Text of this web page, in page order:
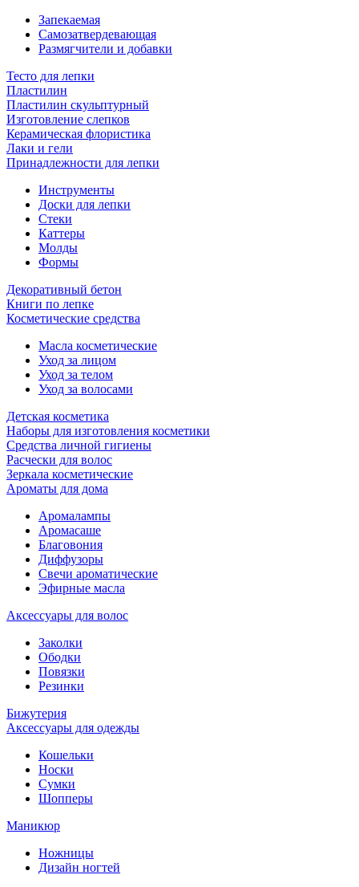
Запекаемая
Самозатвердевающая
Размягчители и добавки
Тесто для лепки
Пластилин
Пластилин скульптурный
Изготовление слепков
Керамическая флористика
Лаки и гели
Принадлежности для лепки
Инструменты
Доски для лепки
Стеки
Каттеры
Молды
Формы
Декоративный бетон
Книги по лепке
Косметические средства
Масла косметические
Уход за лицом
Уход за телом
Уход за волосами
Детская косметика
Наборы для изготовления косметики
Средства личной гигиены
Расчески для волос
Зеркала косметические
Ароматы для дома
Аромалампы
Аромасаше
Благовония
Диффузоры
Свечи ароматические
Эфирные масла
Аксессуары для волос
Заколки
Ободки
Повязки
Резинки
Бижутерия
Аксессуары для одежды
Кошельки
Носки
Сумки
Шопперы
Маникюр
Ножницы
Дизайн ногтей